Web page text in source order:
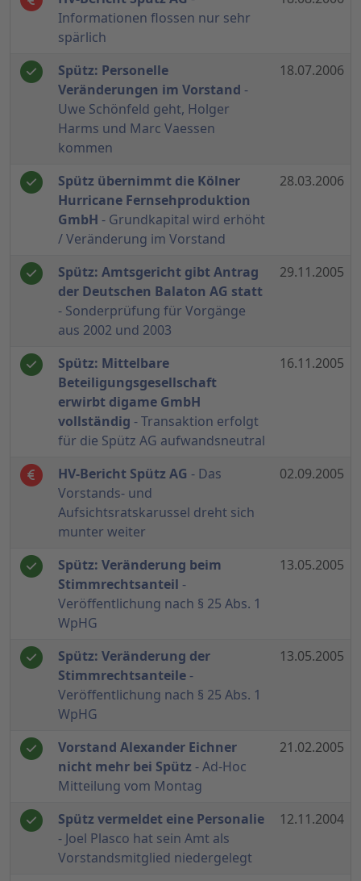
Informationen flossen nur sehr
spärlich
Spütz: Personelle
Veränderungen im Vorstand -
Uwe Schönfeld geht, Holger
Harms und Marc Vaessen
kommen
18.07.2006
Spütz übernimmt die Kölner
Hurricane Fernsehproduktion
GmbH - Grundkapital wird erhöht
/ Veränderung im Vorstand
28.03.2006
Spütz: Amtsgericht gibt Antrag
der Deutschen Balaton AG statt
- Sonderprüfung für Vorgänge
aus 2002 und 2003
29.11.2005
Spütz: Mittelbare
Beteiligungsgesellschaft
erwirbt digame GmbH
vollständig - Transaktion erfolgt
für die Spütz AG aufwandsneutral
16.11.2005
HV-Bericht Spütz AG - Das
Vorstands- und
Aufsichtsratskarussel dreht sich
munter weiter
02.09.2005
Spütz: Veränderung beim
Stimmrechtsanteil -
Veröffentlichung nach § 25 Abs. 1
WpHG
13.05.2005
Spütz: Veränderung der
Stimmrechtsanteile -
Veröffentlichung nach § 25 Abs. 1
WpHG
13.05.2005
Vorstand Alexander Eichner
nicht mehr bei Spütz - Ad-Hoc
Mitteilung vom Montag
21.02.2005
Spütz vermeldet eine Personalie
- Joel Plasco hat sein Amt als
Vorstandsmitglied niedergelegt
12.11.2004